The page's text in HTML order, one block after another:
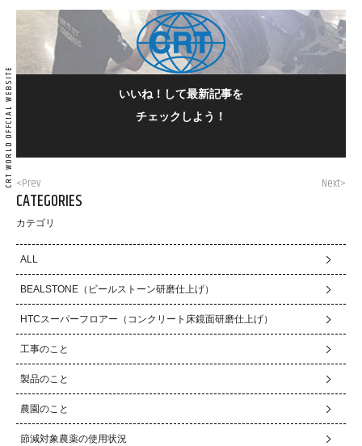
いいね！して最新記事を
チェックしよう！
<Prev Next>
CATEGORIES
カテゴリ
ALL
BEALSTONE（ビールストーン研磨仕上げ）
HTCスーパーフロアー（コンクリート床鏡面研磨仕上げ）
工事のこと
製品のこと
農園のこと
節減対象農薬の使用状況